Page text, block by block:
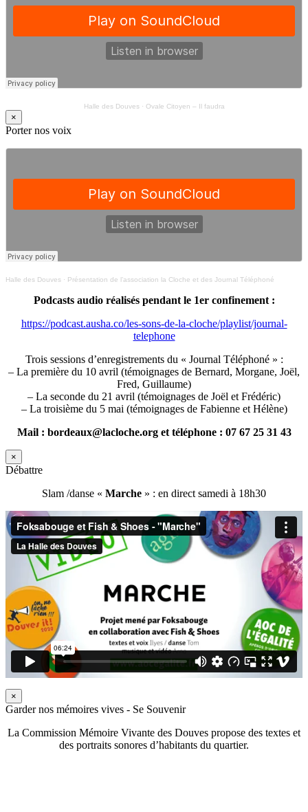
Halle des Douves· Ovale Citoyen – Il faudra
×
Porter nos voix
Halle des Douves · Présentation de l’association la Cloche et des Journal Téléphoné
Podcasts audio réalisés pendant le 1er confinement :
https://podcast.ausha.co/les-sons-de-la-cloche/playlist/journal-
telephone
Trois sessions d’enregistrements du « Journal Téléphoné » :
– La première du 10 avril (témoignages de Bernard, Morgane, Joël,
Fred, Guillaume)
– La seconde du 21 avril (témoignages de Joël et Frédéric)
– La troisième du 5 mai (témoignages de Fabienne et Hélène)
Mail : bordeaux@lacloche.org et téléphone : 07 67 25 31 43
×
Débattre
Slam /danse « Marche » : en direct samedi à 18h30
×
Garder nos mémoires vives - Se Souvenir
La Commission Mémoire Vivante des Douves propose des textes et
des portraits sonores d’habitants du quartier.